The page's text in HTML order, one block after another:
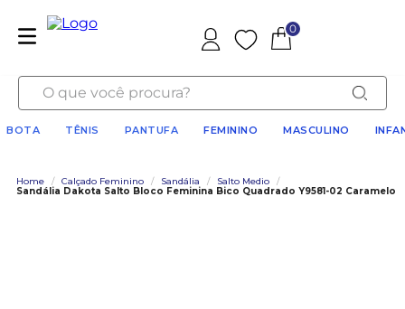
Favoritos
0
O que você procura?
BOTA TÊNIS PANTUFA FEMININO MASCULINO
Home / Calçado Feminino / Sandália / Salto Medio
/
Sandália Dakota Salto Bloco Feminina Bico Quadrado Y9581-02 Caramelo